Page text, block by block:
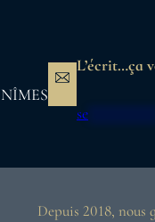
L’écrit…ça
se
Depuis 2018, nous